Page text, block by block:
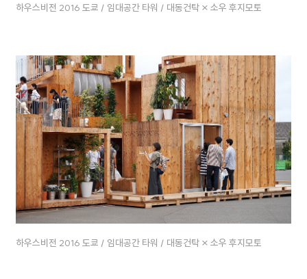
하우스비전 2016 도쿄 / 임대공간 타워 / 대동건탁 × 소우 후지모토
하우스비전 2016 도쿄 / 임대공간 타워 / 대동건탁 × 소우 후지모토